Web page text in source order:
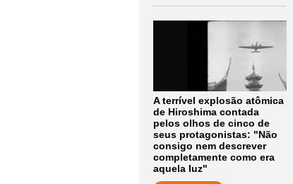
A terrível explosão atômica
de Hiroshima contada
pelos olhos de cinco de
seus protagonistas: "Não
consigo nem descrever
completamente como era
aquela luz"